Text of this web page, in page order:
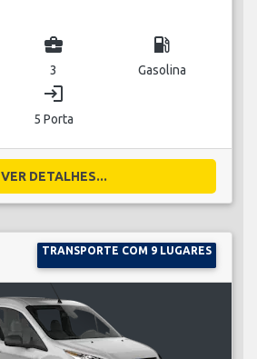
business_center
3
local_gas_station
Gasolina
login
5 Porta
VER DETALHES...
TRANSPORTE COM 9 LUGARES